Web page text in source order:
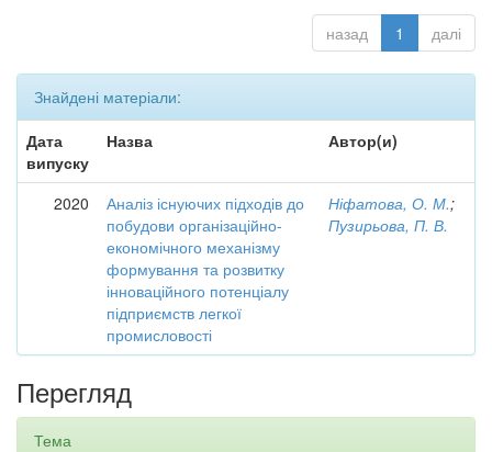
назад 1 далі
Знайдені матеріали:
Дата
випуску
Назва Автор(и)
2020
Аналіз існуючих підходів до
побудови організаційно-
економічного механізму
формування та розвитку
інноваційного потенціалу
підприємств легкої
промисловості
Ніфатова, О. М.;
Пузирьова, П. В.
Перегляд
Тема